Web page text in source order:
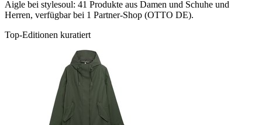
Aigle bei stylesoul: 41 Produkte aus Damen und Schuhe und
Herren, verfügbar bei 1 Partner-Shop (OTTO DE).
Top-Editionen kuratiert